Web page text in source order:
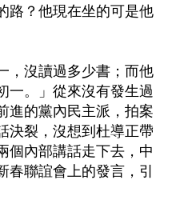
路？他現在坐的可是他
，沒讀過多少書；而他
一。」從來沒有發生過
進的黨內民主派，拍案
決裂，沒想到杜導正帶
個內部講話走下去，中
春聯誼會上的發言，引